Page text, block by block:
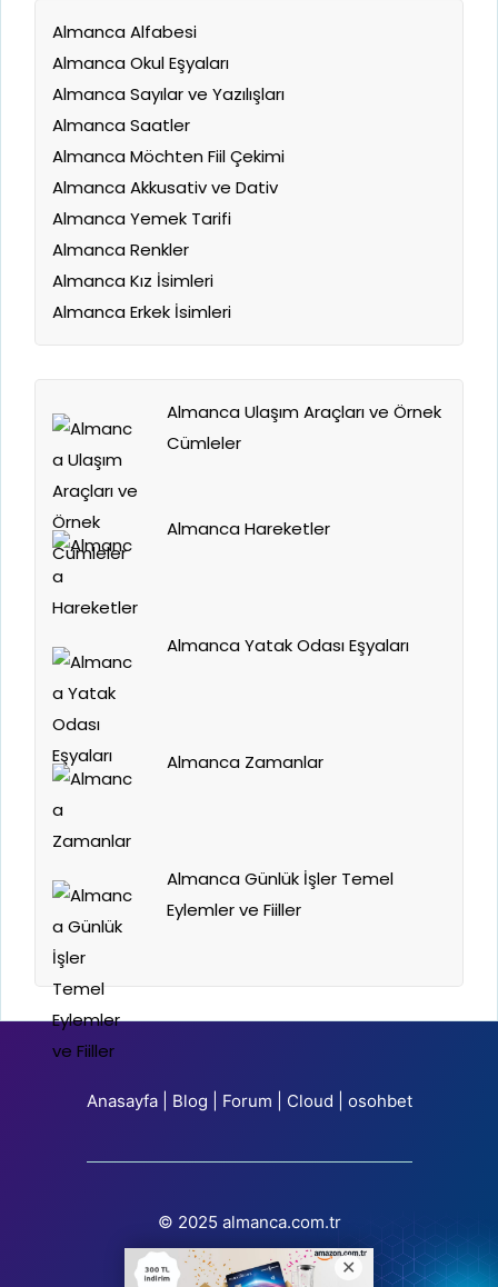
Almanca Alfabesi
Almanca Okul Eşyaları
Almanca Sayılar ve Yazılışları
Almanca Saatler
Almanca Möchten Fiil Çekimi
Almanca Akkusativ ve Dativ
Almanca Yemek Tarifi
Almanca Renkler
Almanca Kız İsimleri
Almanca Erkek İsimleri
Almanca Ulaşım Araçları ve Örnek
Cümleler
Almanca Hareketler
Almanca Yatak Odası Eşyaları
Almanca Zamanlar
Almanca Günlük İşler Temel
Eylemler ve Fiiller
Anasayfa| Blog Forum Cloud osohbet
© 2025 almanca.com.tr